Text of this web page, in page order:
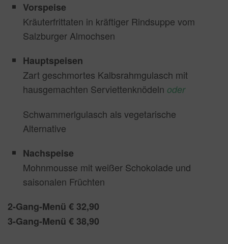
Vorspeise
Kräuterfrittaten in kräftiger Rindsuppe vom
Salzburger Almochsen
Hauptspeisen
Zart geschmortes Kalbsrahmgulasch mit
hausgemachten Serviettenknödeln oder
Schwammerlgulasch als vegetarische
Alternative
Nachspeise
Mohnmousse mit weißer Schokolade und
saisonalen Früchten
2-Gang-Menü € 32,90
3-Gang-Menü € 38,90